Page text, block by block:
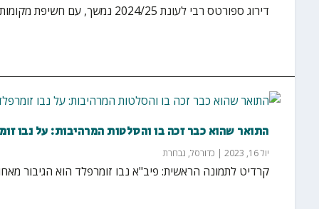
דירוג ספורטס רבי לעונת 2024/25 נמשך, עם חשיפת מקומות 81-90! מיהם השחקנים שהגיעו למקומות האלה? מה...
התואר שהוא כבר זכה בו והסלטות המרהיבות: על נבו
יול 16, 2023 | כדורסל, נבחרת
קרדיט לתמונה הראשית: פיב"א נבו זומרפלד הוא הגיבור